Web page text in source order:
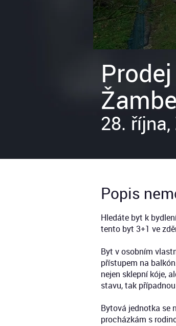
28.
Popis
Hledáte byt k
tento byt 3+1 ve
Byt v osobním
přístupem na
nejen sklepní kóje,
stavu, tak
Bytová jednotka se
procházkám s